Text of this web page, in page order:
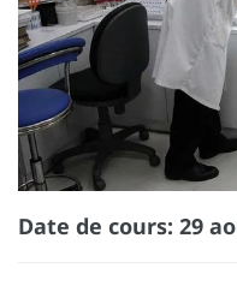
Date de cours: 29